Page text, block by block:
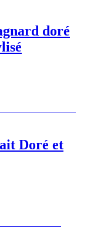
doré
Doré et